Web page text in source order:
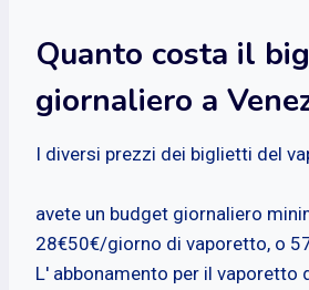
Quanto costa il
giornaliero a
I diversi prezzi dei biglietti del
avete un budget giornaliero
28€50€/giorno di vaporetto, o
L' abbonamento per il vaporetto